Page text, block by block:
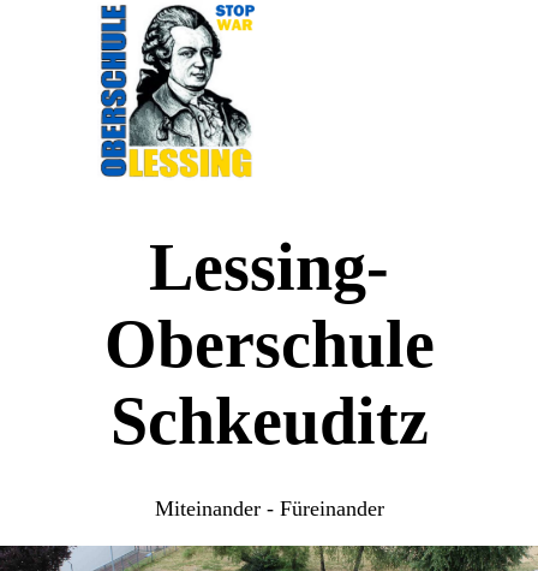
Lessing-
Oberschule
Schkeuditz
Miteinander - Füreinander